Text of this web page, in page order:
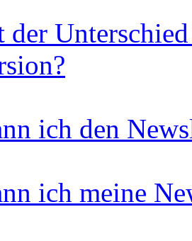
ich den
ich meine